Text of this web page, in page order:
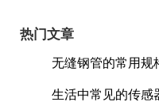
热门文章
无缝钢管的常用规
生活中常见的传感